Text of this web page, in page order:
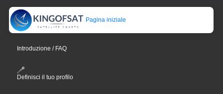
Pagina iniziale
Introduzione / FAQ
Definisci il tuo profilo